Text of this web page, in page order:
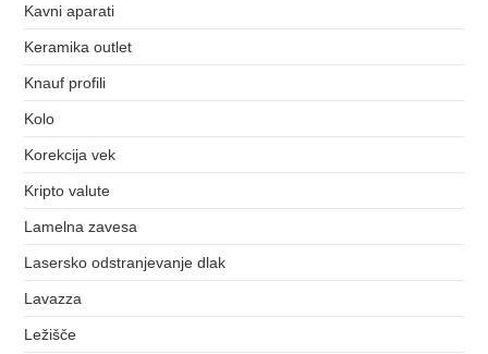
Kavni aparati
Keramika outlet
Knauf profili
Kolo
Korekcija vek
Kripto valute
Lamelna zavesa
Lasersko odstranjevanje dlak
Lavazza
Ležišče